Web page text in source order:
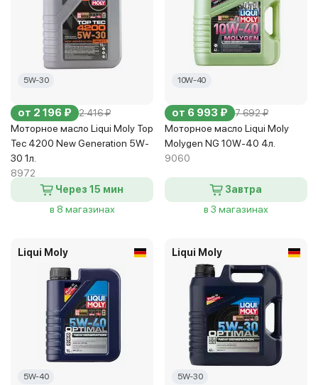
5W-30
от 2 196 ₽ 2 416 ₽
Моторное масло Liqui Moly Top
Tec 4200 New Generation 5W-
30 1л.
8972
Через 15 мин
в 8 магазинах
10W-40
от 6 993 ₽ 7 692 ₽
Моторное масло Liqui Moly
Molygen NG 10W-40 4л.
9060
Завтра
в 3 магазинах
Liqui Moly
5W-40
Liqui Moly
5W-30